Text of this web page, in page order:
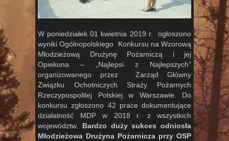
W poniedziałek 01 kwietnia 2019 r. ogłoszono
wyniki Ogólnopolskiego Konkursu na Wzorową
Młodzieżową Drużynę Pożarniczą i jej
Opiekuna – „Najlepsi z Najlepszych”
organizowanego przez Zarząd Główny
Związku Ochotniczych Straży Pożarnych
Rzeczypospolitej Polskiej w Warszawie. Do
konkursu zgłoszono 42 prace dokumentujące
działalność MDP w 2018 r. z wszystkich
województw. Bardzo duży sukces odniosła
Młodzieżowa Drużyna Pożarnicza przy OSP